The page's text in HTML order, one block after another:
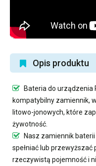
Opis produktu
Bateria do urządzenia
kompatybilny zamiennik,
litowo-jonowych, które
żywotność.
Nasz zamiennik baterii
spełniać lub
rzeczywistą pojemność i